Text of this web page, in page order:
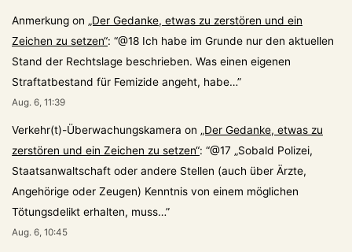
Anmerkung on „Der Gedanke, etwas zu zerstören und ein
Zeichen zu setzen“: “@18 Ich habe im Grunde nur den aktuellen
Stand der Rechtslage beschrieben. Was einen eigenen
Straftatbestand für Femizide angeht, habe…”
Aug. 6, 11:39
Verkehr(t)-Überwachungskamera on „Der Gedanke, etwas zu
zerstören und ein Zeichen zu setzen“: “@17 „Sobald Polizei,
Staatsanwaltschaft oder andere Stellen (auch über Ärzte,
Angehörige oder Zeugen) Kenntnis von einem möglichen
Tötungsdelikt erhalten, muss…”
Aug. 6, 10:45